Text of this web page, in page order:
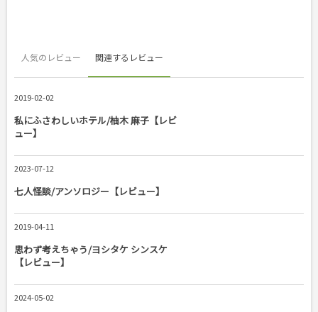
人気のレビュー 関連するレビュー
2019-02-02
私にふさわしいホテル/柚木 麻子【レビ
ュー】
2023-07-12
七人怪談/アンソロジー【レビュー】
2019-04-11
思わず考えちゃう/ヨシタケ シンスケ
【レビュー】
2024-05-02